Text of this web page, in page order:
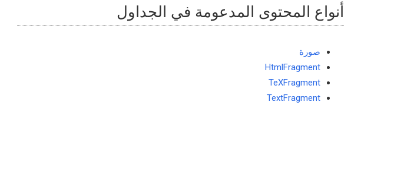
أنواع المحتوى المدعومة في الجداول
صورة
HtmlFragment
TeXFragment
TextFragment